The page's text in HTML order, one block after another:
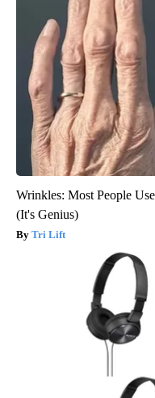
Wrinkles: Most People
(It's Genius)
Tri Lift